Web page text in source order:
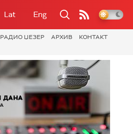
Lat Eng
РАДИО ЏЕЗЕР АРХИВ
КОНТАКТ